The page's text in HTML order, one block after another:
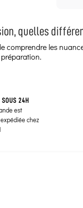
quelles
comprendre les
SOUS 24H
est
chez